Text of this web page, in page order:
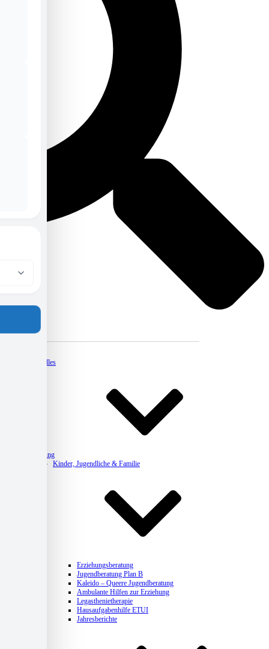
Aktuelles
Beratung
Kinder, Jugendliche & Familie
Erziehungsberatung
Jugendberatung Plan B
Kaleido – Queere Jugendberatung
Ambulante Hilfen zur Erziehung
Legasthenietherapie
Hausaufgabenhilfe ETUI
Jahresberichte